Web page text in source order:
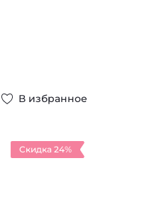
В избранное
Скидка 24%